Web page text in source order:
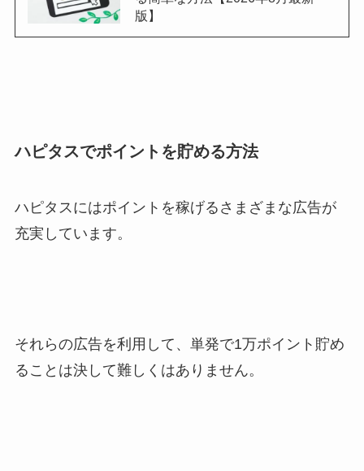
版】
ハピタスでポイントを貯める方法
ハピタスにはポイントを稼げるさまざまな広告が
充実しています。
それらの広告を利用して、単発で1万ポイント貯め
ることは決して難しくはありません。